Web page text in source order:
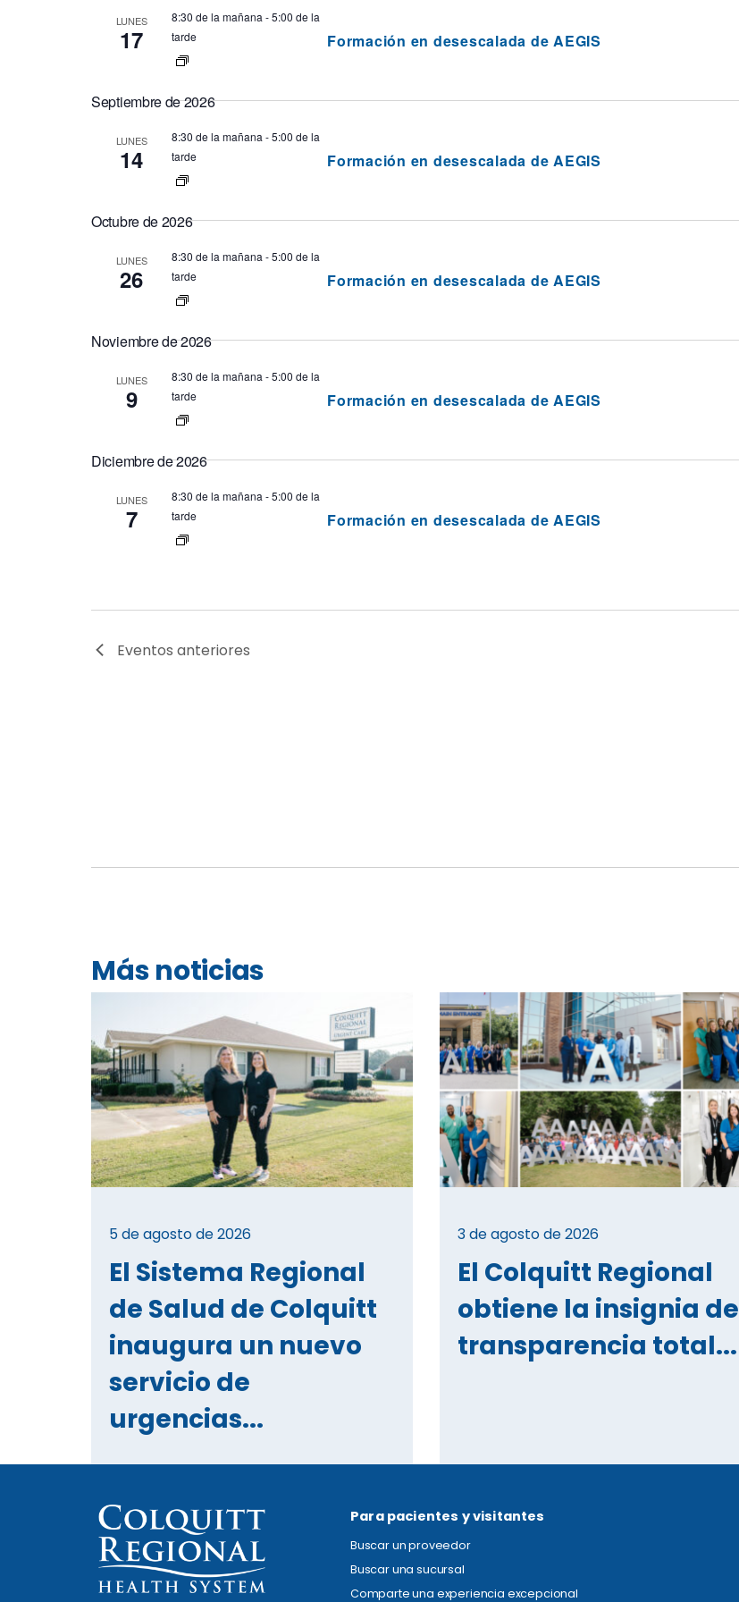
navegación
por
vistas
palabra
LUNES
17
8:30 de la mañana -5:00 de la
tarde
Formación en desescalada de AEGIS
Septiembre de 2026
LUNES
14
8:30 de la mañana -5:00 de la
tarde
Formación en desescalada de AEGIS
Octubre de 2026
LUNES
26
8:30 de la mañana -5:00 de la
tarde
Formación en desescalada de AEGIS
Noviembre de 2026
LUNES
9
8:30 de la mañana -5:00 de la
tarde
Formación en desescalada de AEGIS
Diciembre de 2026
LUNES
7
8:30 de la mañana -5:00 de la
tarde
Formación en desescalada de AEGIS
Eventos anteriores
Más noticias
5 de agosto de 2026
El Sistema Regional
de Salud de Colquitt
inaugura un nuevo
servicio de
urgencias...
3 de agosto de 2026
El Colquitt Regional
obtiene la insignia de
transparencia total...
Para pacientes y visitantes
Buscar un proveedor
Buscar una sucursal
Comparte una experiencia excepcional